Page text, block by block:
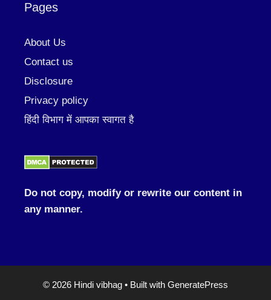
Pages
About Us
Contact us
Disclosure
Privacy policy
हिंदी विभाग में आपका स्वागत है
Do not copy, modify or rewrite our content in
any manner.
© 2026 Hindi vibhag • Built with GeneratePress